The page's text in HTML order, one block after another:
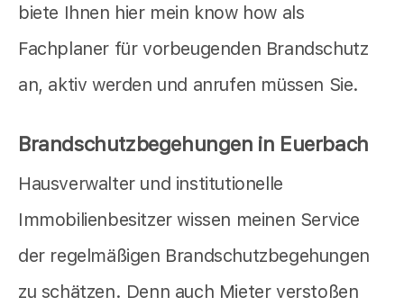
biete Ihnen hier mein know how als
Fachplaner für vorbeugenden Brandschutz
an, aktiv werden und anrufen müssen Sie.
Brandschutzbegehungen in Euerbach
Hausverwalter und institutionelle
Immobilienbesitzer wissen meinen Service
der regelmäßigen Brandschutzbegehungen
zu schätzen. Denn auch Mieter verstoßen